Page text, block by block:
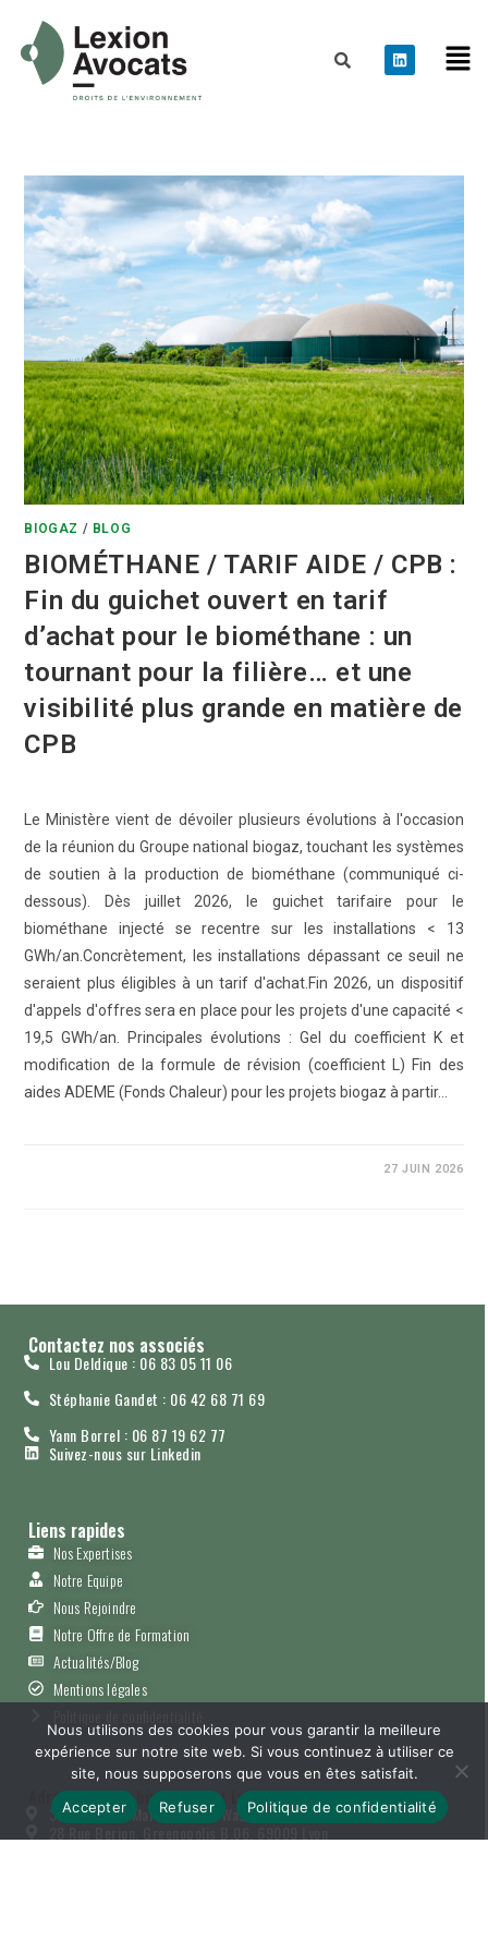
BIOGAZ / BLOG
BIOMÉTHANE / TARIF AIDE / CPB :
Fin du guichet ouvert en tarif
d’achat pour le biométhane : un
tournant pour la filière… et une
visibilité plus grande en matière de
CPB
Le Ministère vient de dévoiler plusieurs évolutions à l'occasion
de la réunion du Groupe national biogaz, touchant les systèmes
de soutien à la production de biométhane (communiqué ci-
dessous). Dès juillet 2026, le guichet tarifaire pour le
biométhane injecté se recentre sur les installations < 13
GWh/an.Concrètement, les installations dépassant ce seuil ne
seraient plus éligibles à un tarif d'achat.Fin 2026, un dispositif
d'appels d'offres sera en place pour les projets d'une capacité <
19,5 GWh/an. Principales évolutions : Gel du coefficient K et
modification de la formule de révision (coefficient L) Fin des
aides ADEME (Fonds Chaleur) pour les projets biogaz à partir…
27 JUIN 2026
Contactez nos associés
Lou Deldique : 06 83 05 11 06
Stéphanie Gandet : 06 42 68 71 69
Yann Borrel : 06 87 19 62 77
Suivez-nous sur Linkedin
Liens rapides
Nos Expertises
Notre Equipe
Nous Rejoindre
Notre Offre de Formation
Actualités/Blog
Mentions légales
Adresses du cabinet Lille et Lyon
35a Av. de la Marne, 59290 Wasquehal
Nous utilisons des cookies pour vous garantir la meilleure
expérience sur notre site web. Si vous continuez à utiliser ce
site, nous supposerons que vous en êtes satisfait.
Accepter
Refuser Politique de confidentialité